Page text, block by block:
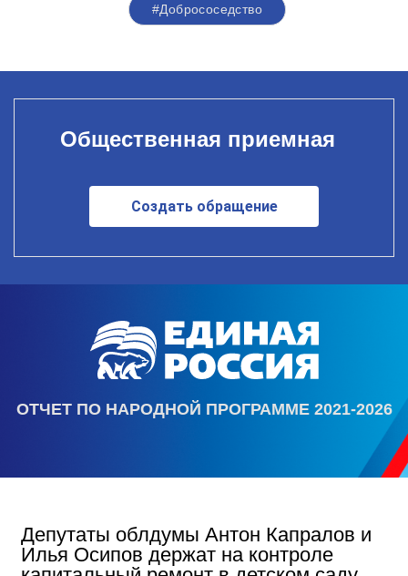
#Добрососедство
Общественная приемная
Создать обращение
ОТЧЕТ ПО НАРОДНОЙ ПРОГРАММЕ 2021-2026
Депутаты облдумы Антон Капралов и
Илья Осипов держат на контроле